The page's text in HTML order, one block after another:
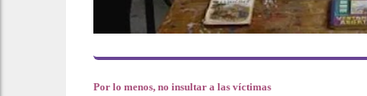
Por lo menos, no insultar a las víctimas